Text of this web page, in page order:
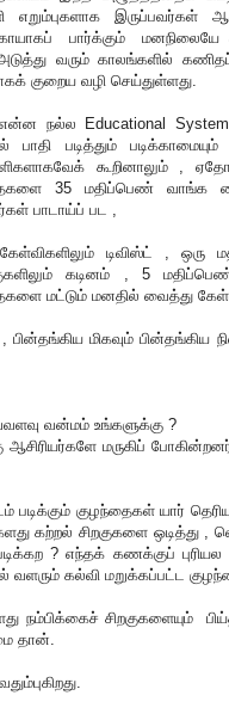
எறும்புகளாக இருப்பவர்கள்
பார்க்கும் மனநிலையே
வரும் காலங்களில்
குறைய வழி செய்துள்ளது.
நல்ல Educational
பாதி படித்தும்
கூறினாலும் ,
35 மதிப்பெண் வாங்க
பாடாய்ப் பட ,
டிவிஸ்ட் ,
கடினம் , 5
மட்டும் மனதில் வைத்து
மிகவும் பின்தங்கிய
வன்மம் உங்களுக்கு ?
மருகிப்
படிக்கும் குழந்தைகள் யார்
கற்றல் சிறகுகளை ஒடித்து ,
? எந்தக் கணக்குப்
வளரும் கல்வி மறுக்கப்பட்ட
நம்பிக்கைச் சிறகுகளையும்
தான்.